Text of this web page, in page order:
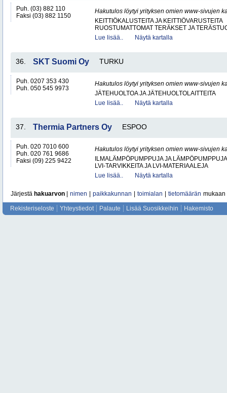
Puh. (03) 882 110
Faksi (03) 882 1150
Hakutulos löytyi yrityksen omien www-sivujen
KEITTIÖKALUSTEITA JA KEITTIÖVARUSTEITA
RUOSTUMATTOMAT TERÄKSET JA
Lue lisää..
Näytä kartalla
36. SKT Suomi Oy TURKU
Puh. 0207 353 430
Puh. 050 545 9973
Hakutulos löytyi yrityksen omien www-sivujen
JÄTEHUOLTOA JA JÄTEHUOLTOLAITTEITA
Lue lisää..
Näytä kartalla
37. Thermia Partners Oy ESPOO
Puh. 020 7010 600
Puh. 020 761 9686
Faksi (09) 225 9422
Hakutulos löytyi yrityksen omien www-sivujen
ILMALÄMPÖPUMPPUJA JA LÄMPÖPUMPPUJA
LVI-TARVIKKEITA JA LVI-MATERIAALEJA
Lue lisää..
Näytä kartalla
Järjestä hakuarvon nimen paikkakunnan toimialan tietomäärän mukaan
Rekisteriseloste Yhteystiedot Palaute Lisää Suosikkeihin Hakemisto